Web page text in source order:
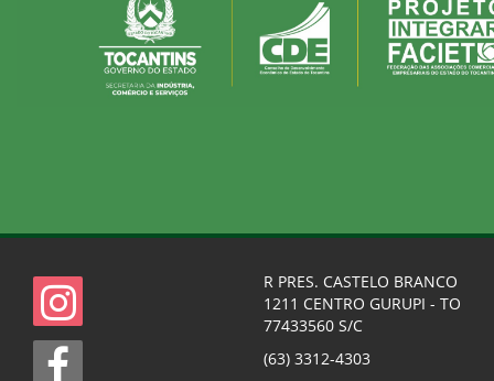
R PRES. CASTELO BRANCO
1211 CENTRO GURUPI - TO
77433560 S/C
(63) 3312-4303